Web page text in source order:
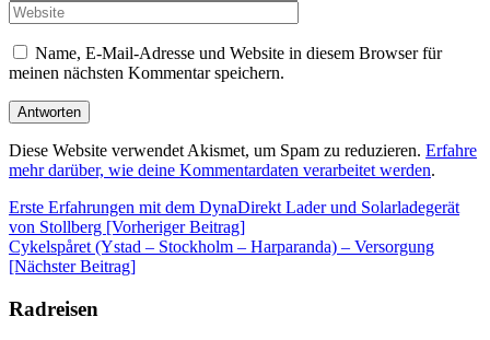
Name, E-Mail-Adresse und Website in diesem Browser für
meinen nächsten Kommentar speichern.
Diese Website verwendet Akismet, um Spam zu reduzieren. Erfahre
mehr darüber, wie deine Kommentardaten verarbeitet werden.
Beitrags-
Navigation
Erste Erfahrungen mit dem DynaDirekt Lader und Solarladegerät
von Stollberg [Vorheriger Beitrag]
Cykelspåret (Ystad – Stockholm – Harparanda) – Versorgung
[Nächster Beitrag]
Radreisen